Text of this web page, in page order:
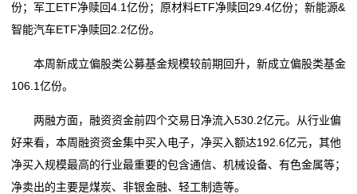
份；军工ETF净赎回4.1亿份；原材料ETF净赎回29.4亿份；新能源&
智能汽车ETF净赎回2.2亿份。
本周新成立偏股类公募基金规模较前期回升，新成立偏股类基金
106.1亿份。
两融方面，融资资金前四个交易日净流入530.2亿元。从行业偏
好来看，本周融资资金集中买入电子，净买入额达192.6亿元，其他
净买入规模最高的行业最重要的包含通信、机械设备、有色金属等；
净卖出的主要是煤炭、非银金融、轻工制造等。